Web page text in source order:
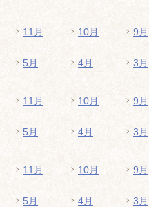
11月 10月 9月
5月 4月 3月
11月 10月 9月
5月 4月 3月
11月 10月 9月
5月 4月 3月